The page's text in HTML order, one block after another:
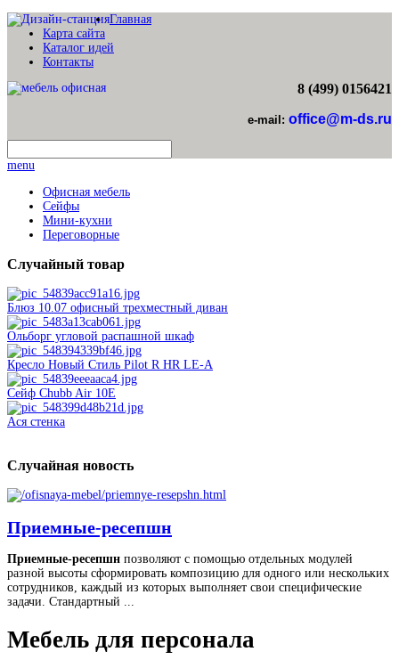
Главная
Карта сайта
Каталог идей
Контакты
8 (499) 0156421
e-mail: office@m-ds.ru
menu
Офисная мебель
Сейфы
Мини-кухни
Переговорные
Случайный товар
Блюз 10.07 офисный трехместный диван
Ольборг угловой распашной шкаф
Кресло Новый Стиль Pilot R HR LE-A
Сейф Chubb Air 10E
Ася стенка
Случайная новость
Приемные-ресепшн
Приемные-ресепшн позволяют с помощью отдельных модулей
разной высоты сформировать композицию для одного или нескольких
сотрудников, каждый из которых выполняет свои специфические
задачи. Стандартный ...
Мебель для персонала